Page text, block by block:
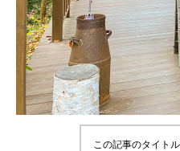
IMG_0973-2
2022.04.05
この記事のタイト